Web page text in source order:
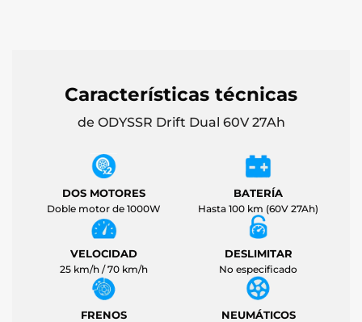
Características técnicas
de ODYSSR Drift Dual 60V 27Ah
DOS MOTORES
Doble motor de 1000W
BATERÍA
Hasta 100 km (60V 27Ah)
VELOCIDAD
25 km/h / 70 km/h
DESLIMITAR
No especificado
FRENOS NEUMÁTICOS